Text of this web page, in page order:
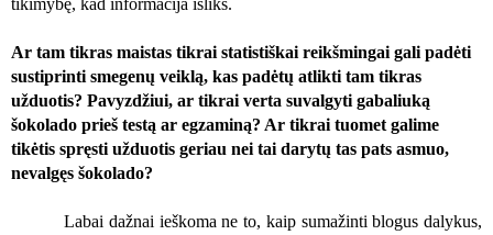
tikimybę, kad informacija išliks.
Ar tam tikras maistas tikrai statistiškai reikšmingai gali padėti
sustiprinti smegenų veiklą, kas padėtų atlikti tam tikras
užduotis? Pavyzdžiui, ar tikrai verta suvalgyti gabaliuką
šokolado prieš testą ar egzaminą? Ar tikrai tuomet galime
tikėtis spręsti užduotis geriau nei tai darytų tas pats asmuo,
nevalgęs šokolado?
Labai dažnai ieškoma ne to, kaip sumažinti blogus dalykus,